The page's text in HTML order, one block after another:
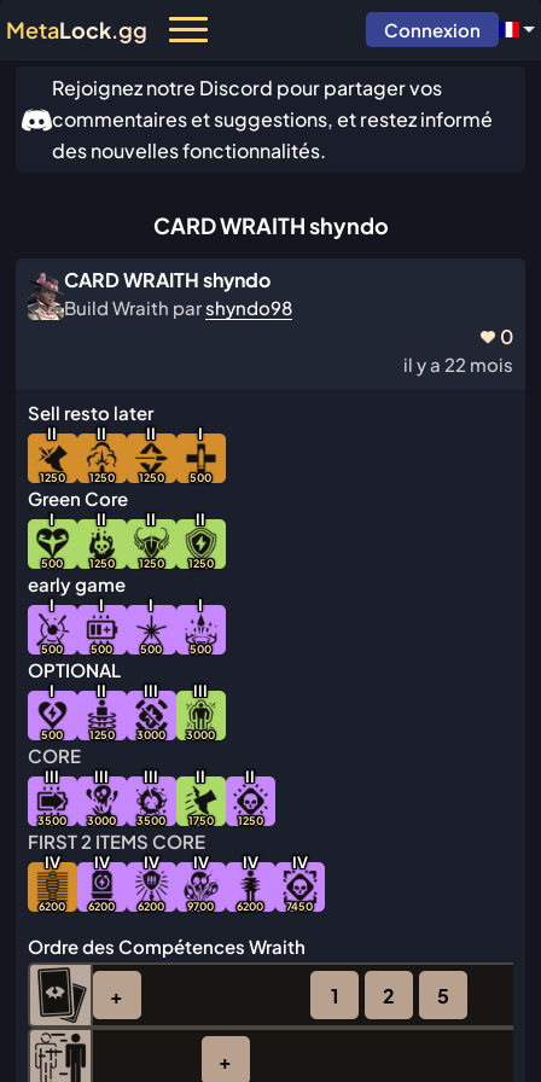
MetaLock.gg Connexion
Rejoignez notre Discord pour partager vos
commentaires et suggestions, et restez informé
des nouvelles fonctionnalités.
CARD WRAITH shyndo
CARD WRAITH shyndo
Build Wraith parshyndo98
0
il y a 22 mois
Sell resto later
II
1250
II
1250
II
1250
I
500
Green Core
I
500
II
1250
II
1250
II
1250
early game
I
500
I
500
I
500
I
500
OPTIONAL
I
500
II
1250
III
3000
III
3000
CORE
III
3500
III
3000
III
3500
II
1750
II
1250
FIRST 2 ITEMS CORE
IV
6200
IV
6200
IV
6200
IV
9700
IV
6200
IV
7450
Ordre des Compétences Wraith
+ 1 2 5
+